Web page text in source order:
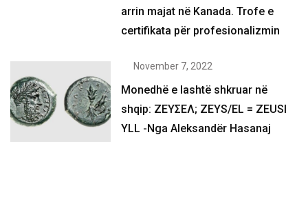
arrin majat në Kanada. Trofe e
certifikata për profesionalizmin
November 7, 2022
Monedhë e lashtë shkruar në
shqip: ΖΕΥΣΕΛ; ZEYS/EL = ZEUSI
YLL -Nga Aleksandër Hasanaj